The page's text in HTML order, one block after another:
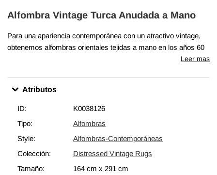
Alfombra Vintage Turca Anudada a Mano
Para una apariencia contemporánea con un atractivo vintage,
obtenemos alfombras orientales tejidas a mano en los años 60
y 70 en excelentes condiciones y recortamos cuidadosamente
Además de ser únicas y anudadas a mano, estas alfombras
hacen una decoración muy especial acerca de unir
largo del tiempo con un aspecto encantador que complementa
cualquier decoración moderna o bohemia. Eche un vistazo a
nuestro artículo Obtenga la Apariencia "Vivida" para obtener
más información sobre las alfombras vintage "envejecidas".
Leer mas
Atributos
ID:
K0038126
Tipo:
Alfombras
Style:
Alfombras-Contemporáneas
Colección:
Distressed Vintage Rugs
Tamaño:
164 cm x 291 cm